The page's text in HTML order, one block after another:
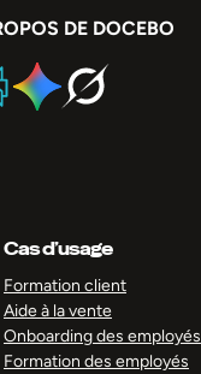
DE DOCEBO
Cas d’usage
Formation client
Aide à la vente
Onboarding des employés
Formation des employés